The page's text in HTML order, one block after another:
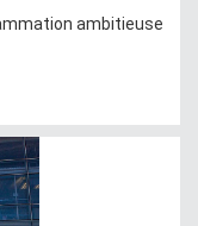
ambitieuse